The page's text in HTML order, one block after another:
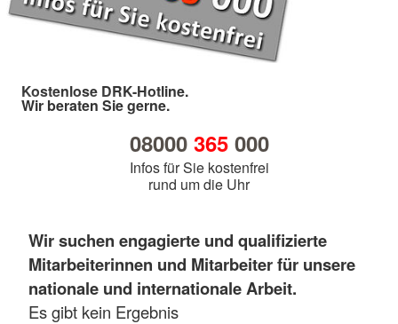
Kostenlose DRK-Hotline.
Wir beraten Sie gerne.
08000 365000
Infos für Sie kostenfrei
rund um die Uhr
Wir suchen engagierte und qualifizierte
Mitarbeiterinnen und Mitarbeiter für unsere
nationale und internationale Arbeit.
Es gibt kein Ergebnis